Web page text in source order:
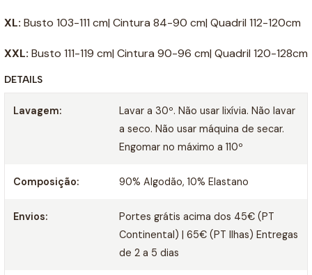
XL: Busto 103-111 cm| Cintura 84-90 cm| Quadril 112-120cm
XXL: Busto 111-119 cm| Cintura 90-96 cm| Quadril 120-128cm
DETAILS
Lavagem:
Lavar a 30º. Não usar lixívia. Não lavar
a seco. Não usar máquina de secar.
Engomar no máximo a 110º
Composição: 90% Algodão, 10% Elastano
Envios:
Portes grátis acima dos 45€ (PT
Continental) | 65€ (PT Ilhas) Entregas
de 2 a 5 dias